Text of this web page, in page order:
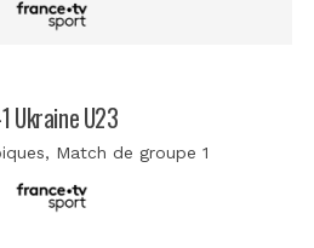
Ukraine U23
, Match de groupe 1